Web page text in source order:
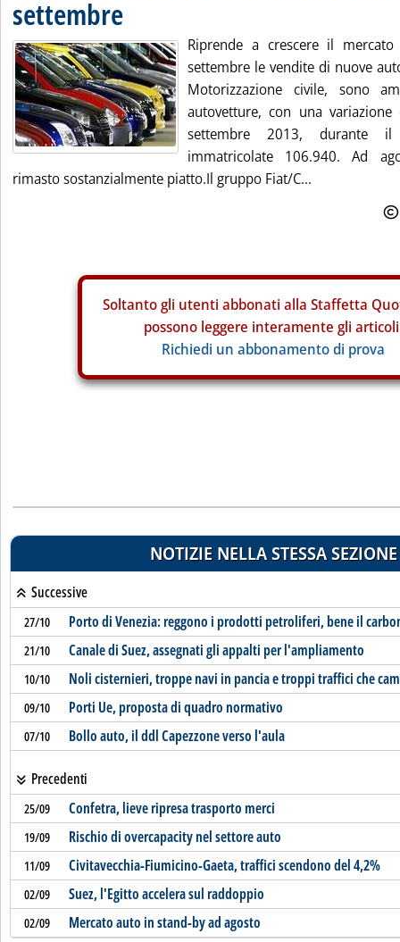
settembre
Riprende a crescere il
settembre le vendite di nuove
Motorizzazione civile, sono
autovetture, con una
settembre 2013, durante
immatricolate 106.940. Ad
rimasto sostanzialmente piatto.Il gruppo Fiat/C...
Soltanto gli utenti abbonati alla Staffetta
possono leggere interamente gli
Richiedi un abbonamento di prova
NOTIZIE NELLA STESSA SEZIONE
Successive
27/10 Porto di Venezia: reggono i prodotti petroliferi, bene il
21/10 Canale di Suez, assegnati gli appalti per l'ampliamento
10/10 Noli cisternieri, troppe navi in pancia e troppi traffici che
09/10 Porti Ue, proposta di quadro normativo
07/10 Bollo auto, il ddl Capezzone verso l'aula
Precedenti
25/09 Confetra, lieve ripresa trasporto merci
19/09 Rischio di overcapacity nel settore auto
11/09 Civitavecchia-Fiumicino-Gaeta, traffici scendono del 4,2%
02/09 Suez, l'Egitto accelera sul raddoppio
02/09 Mercato auto in stand-by ad agosto